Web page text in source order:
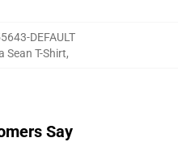
DEFAULT
Sean T-Shirt,
Say